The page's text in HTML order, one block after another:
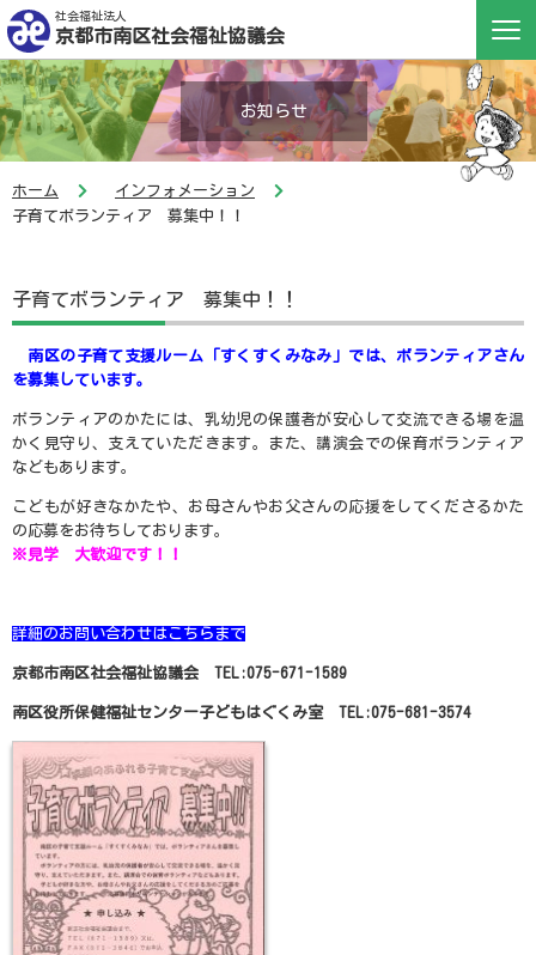
社会福祉法人
京都市南区社会福祉協議会
お知らせ
ホーム
インフォメーション
子育てボランティア 募集中！！
子育てボランティア 募集中！！
南区の子育て支援ルーム「すくすくみなみ」では、ボランティアさん
を募集しています。
ボランティアのかたには、乳幼児の保護者が安心して交流できる場を温
かく見守り、支えていただきます。また、講演会での保育ボランティア
などもあります。
こどもが好きなかたや、お母さんやお父さんの応援をしてくださるかた
の応募をお待ちしております。
※見学 大歓迎です！！
詳細のお問い合わせはこちらまで
京都市南区社会福祉協議会 TEL:075-671-1589
南区役所保健福祉センター子どもはぐくみ室 TEL:075-681-3574